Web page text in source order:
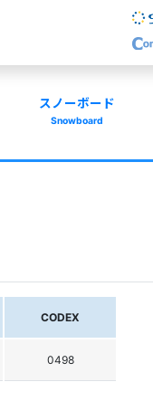
スノーボード
Snowboard
CODEX
0498